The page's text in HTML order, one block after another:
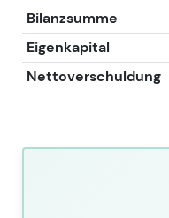
Bilanzsumme
Eigenkapital
Nettoverschuldung